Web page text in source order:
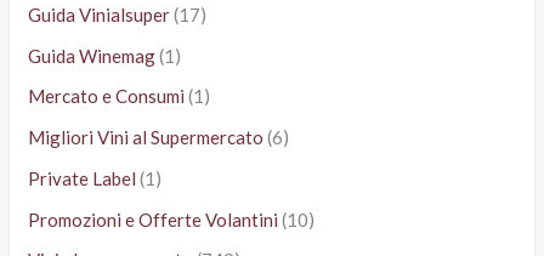
Guida Vinialsuper(17)
Guida Winemag(1)
Mercato e Consumi (1)
Migliori Vini al Supermercato (6)
Private Label (1)
Promozioni e Offerte Volantini (10)